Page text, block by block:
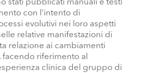
stati pubblicati manuali e testi
con l’intento di
evolutivi nei loro aspetti
relative manifestazioni di
relazione ai cambiamenti
facendo riferimento al
clinica del gruppo di